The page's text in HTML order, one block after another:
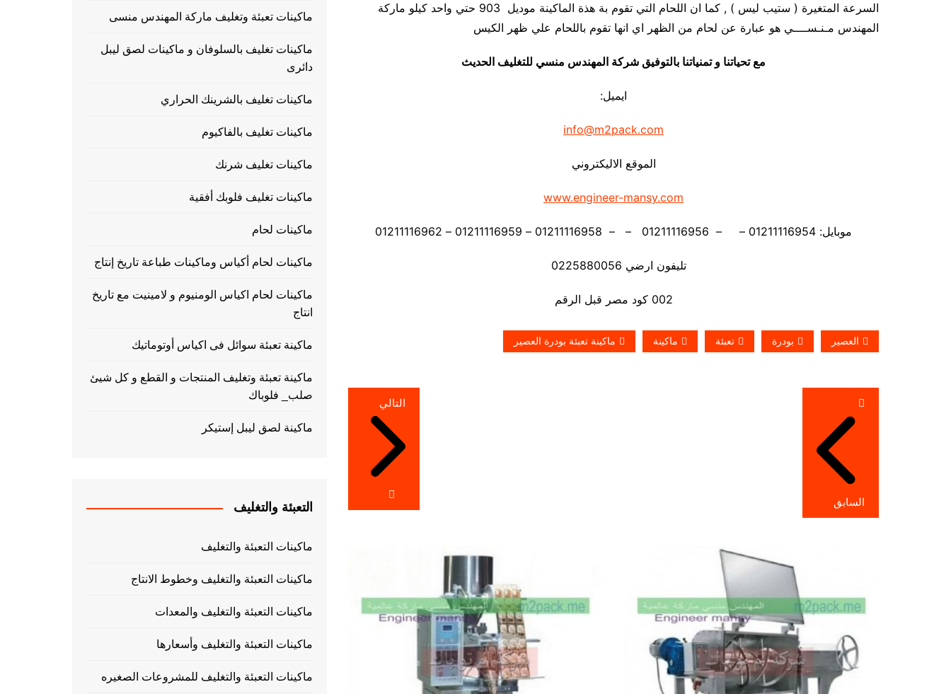
السرعة المتغيرة ( ستيب ليس ) , كما ان اللحام التي تقوم بة هذة الماكينة موديل 903 حتي واحد كيلو ماركة
المهندس مـنـســــي هو عبارة عن لحام من الظهر اي انها تقوم باللحام علي ظهر الكيس
مع تحياتنا و تمنياتنا بالتوفيق شركة المهندس منسي للتغليف الحديث
ايميل:
info@m2pack.com
الموقع الاليكتروني
www.engineer-mansy.com
موبايل: 01211116954 – – 01211116956 – – 01211116958 – 01211116959 – 01211116962
تليفون ارضي 0225880056
002 كود مصر قبل الرقم
العصير بودرة تعبئة ماكينة ماكينة تعبئة بودرة العصير
تصفّح
المقالات
السابق
التالي
ماكينات تعبئة وتغليف ماركة المهندس منسى
ماكينات تغليف بالسلوفان و ماكينات لصق ليبل
دائرى
ماكينات تغليف بالشرينك الحراري
ماكينات تغليف بالفاكيوم
ماكينات تغليف شرنك
ماكينات تغليف فلوبك أفقية
ماكينات لحام
ماكينات لحام أكياس وماكينات طباعة تاريخ إنتاج
ماكينات لحام اكياس الومنيوم و لامينيت مع تاريخ
انتاج
ماكينة تعبئة سوائل فى اكياس أوتوماتيك
ماكينة تعبئة وتغليف المنتجات و القطع و كل شيئ
صلب_ فلوباك
ماكينة لصق ليبل إستيكر
التعبئة والتغليف
ماكينات التعبئة والتغليف
ماكينات التعبئة والتغليف وخطوط الانتاج
ماكينات التعبئة والتغليف والمعدات
ماكينات التعبئة والتغليف وأسعارها
ماكينات التعبئة والتغليف للمشروعات الصغيره